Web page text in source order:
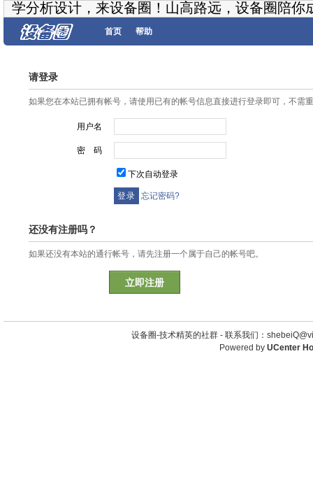
学分析设计，来设备圈！山高路远，设备圈陪你
首页 帮助
请登录
如果您在本站已拥有帐号，请使用已有的帐号信息直接进行登录即可，不需
用户名
密 码
下次自动登录
忘记密码?
还没有注册吗？
如果还没有本站的通行帐号，请先注册一个属于自己的帐号吧。
立即注册
设备圈-技术精英的社群 - 联系我们：
Powered by UCenter